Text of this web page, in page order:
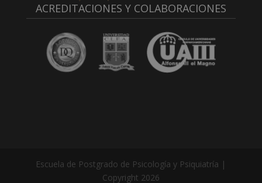
ACREDITACIONES Y COLABORACIONES
Escuela de Postgrado de Psicología y Psiquiatría |
Copyright 2026